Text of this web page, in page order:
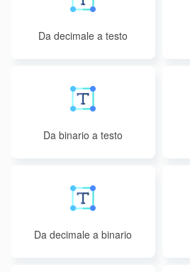
Da decimale a testo
Da binario a testo
Da decimale a binario